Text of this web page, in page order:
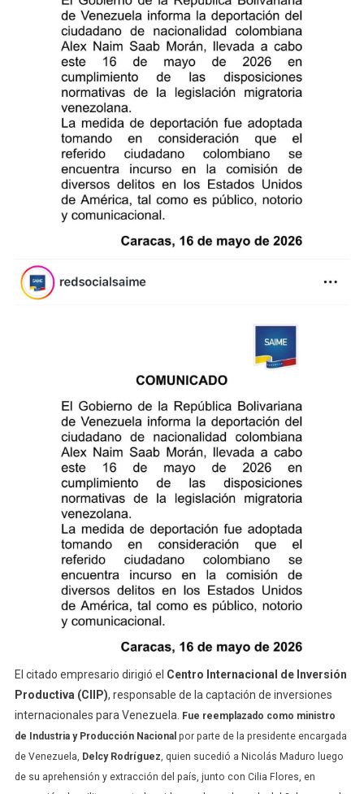
El citado empresario dirigió el Centro Internacional de Inversión
Productiva (CIIP), responsable de la captación de inversiones
internacionales para Venezuela. Fue reemplazado como ministro
de Industria y Producción Nacional por parte de la presidente encargada
de Venezuela, Delcy Rodríguez, quien sucedió a Nicolás Maduro luego
de su aprehensión y extracción del país, junto con Cilia Flores, en